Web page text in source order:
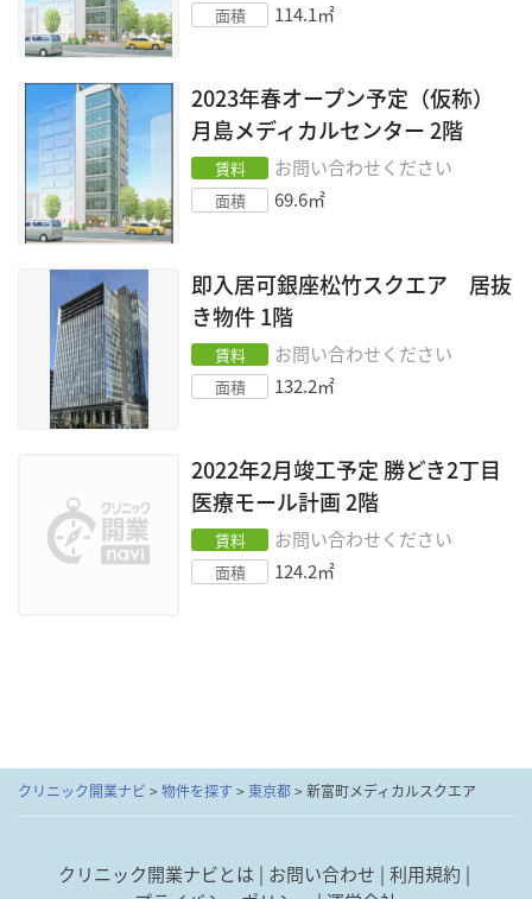
面積 114.1㎡
2023年春オープン予定（仮称）
月島メディカルセンター2階
賃料 お問い合わせください
面積 69.6㎡
即入居可銀座松竹スクエア 居抜
き物件1階
賃料 お問い合わせください
面積 132.2㎡
2022年2月竣工予定 勝どき2丁目
医療モール計画2階
賃料 お問い合わせください
面積 124.2㎡
クリニック開業ナビ >物件を探す > 東京都>新富町メディカルスクエア
クリニック開業ナビとは お問い合わせ 利用規約